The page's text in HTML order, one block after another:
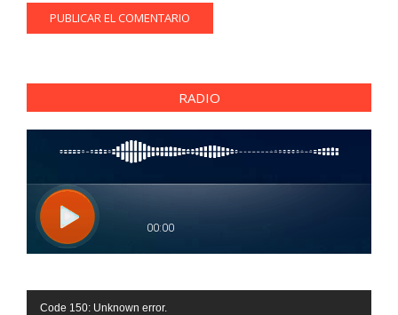
RADIO
Reproductor
Code 150: Unknown error.